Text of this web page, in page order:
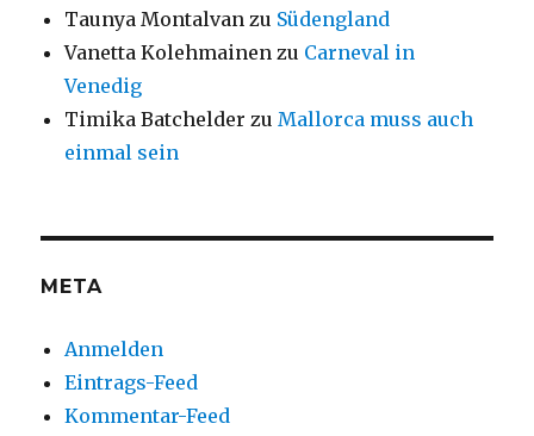
Taunya Montalvan zu Südengland
Vanetta Kolehmainen zu Carneval in
Venedig
Timika Batchelder zuMallorca muss auch
einmal sein
META
Anmelden
Eintrags-Feed
Kommentar-Feed